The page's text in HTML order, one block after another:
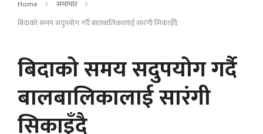
Home
समाचार
बिदाको समय सदुपयोग गर्दै बालबालिकालाई सारंगी सिकाइँदै
बिदाको समय सदुपयोग गर्दै
बालबालिकालाई सारंगी
सिकाइँदै